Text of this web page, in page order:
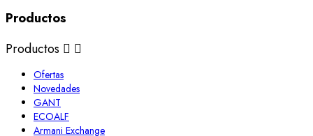
Productos
Productos  
Ofertas
Novedades
GANT
ECOALF
Armani Exchange